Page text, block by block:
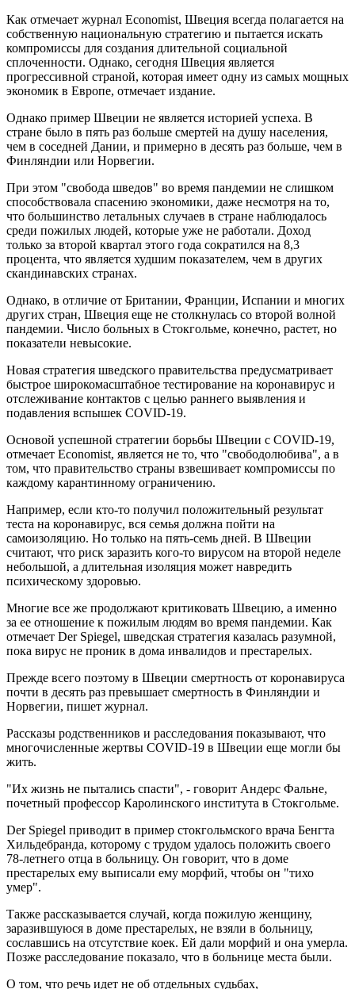
Как отмечает журнал Economist, Швеция всегда полагается на
собственную национальную стратегию и пытается искать
компромиссы для создания длительной социальной
сплоченности. Однако, сегодня Швеция является
прогрессивной страной, которая имеет одну из самых мощных
экономик в Европе, отмечает издание.
Однако пример Швеции не является историей успеха. В
стране было в пять раз больше смертей на душу населения,
чем в соседней Дании, и примерно в десять раз больше, чем в
Финляндии или Норвегии.
При этом "свобода шведов" во время пандемии не слишком
способствовала спасению экономики, даже несмотря на то,
что большинство летальных случаев в стране наблюдалось
среди пожилых людей, которые уже не работали. Доход
только за второй квартал этого года сократился на 8,3
процента, что является худшим показателем, чем в других
скандинавских странах.
Однако, в отличие от Британии, Франции, Испании и многих
других стран, Швеция еще не столкнулась со второй волной
пандемии. Число больных в Стокгольме, конечно, растет, но
показатели невысокие.
Новая стратегия шведского правительства предусматривает
быстрое широкомасштабное тестирование на коронавирус и
отслеживание контактов с целью раннего выявления и
подавления вспышек COVID-19.
Основой успешной стратегии борьбы Швеции с COVID-19,
отмечает Economist, является не то, что "свободолюбива", а в
том, что правительство страны взвешивает компромиссы по
каждому карантинному ограничению.
Например, если кто-то получил положительный результат
теста на коронавирус, вся семья должна пойти на
самоизоляцию. Но только на пять-семь дней. В Швеции
считают, что риск заразить кого-то вирусом на второй неделе
небольшой, а длительная изоляция может навредить
психическому здоровью.
Многие все же продолжают критиковать Швецию, а именно
за ее отношение к пожилым людям во время пандемии. Как
отмечает Der Spiegel, шведская стратегия казалась разумной,
пока вирус не проник в дома инвалидов и престарелых.
Прежде всего поэтому в Швеции смертность от коронавируса
почти в десять раз превышает смертность в Финляндии и
Норвегии, пишет журнал.
Рассказы родственников и расследования показывают, что
многочисленные жертвы COVID-19 в Швеции еще могли бы
жить.
"Их жизнь не пытались спасти", - говорит Андерс Фальне,
почетный профессор Каролинского института в Стокгольме.
Der Spiegel приводит в пример стокгольмского врача Бенгта
Хильдебранда, которому с трудом удалось положить своего
78-летнего отца в больницу. Он говорит, что в доме
престарелых ему выписали ему морфий, чтобы он "тихо
умер".
Также рассказывается случай, когда пожилую женщину,
заразившуюся в доме престарелых, не взяли в больницу,
сославшись на отсутствие коек. Ей дали морфий и она умерла.
Позже расследование показало, что в больнице места были.
О том, что речь идет не об отдельных судьбах,